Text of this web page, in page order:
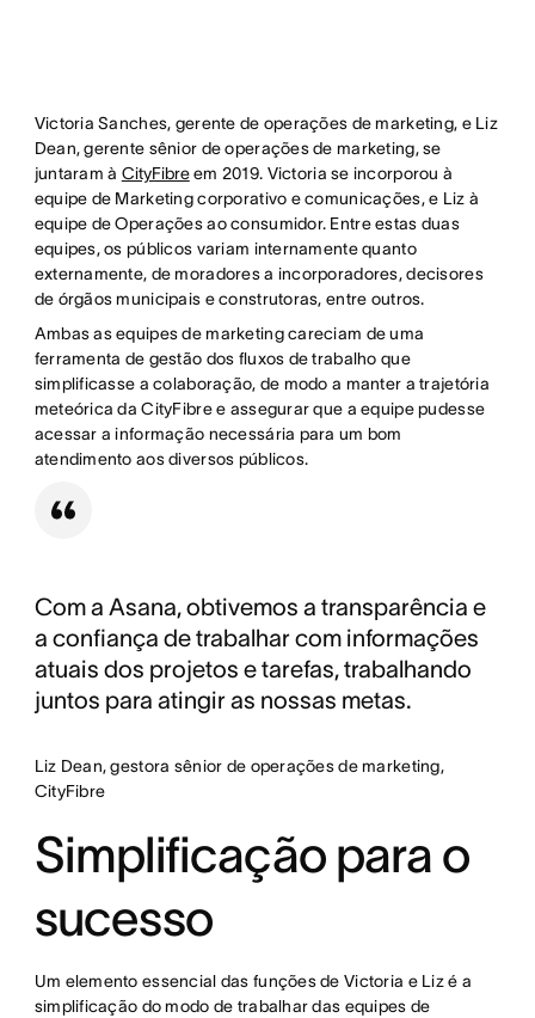
Victoria Sanches, gerente de operações de marketing, e Liz
Dean, gerente sênior de operações de marketing, se
juntaram à CityFibreem 2019. Victoria se incorporou à
equipe de Marketing corporativo e comunicações, e Liz à
equipe de Operações ao consumidor. Entre estas duas
equipes, os públicos variam internamente quanto
externamente, de moradores a incorporadores, decisores
de órgãos municipais e construtoras, entre outros.
Ambas as equipes de marketing careciam de uma
ferramenta de gestão dos fluxos de trabalho que
simplificasse a colaboração, de modo a manter a trajetória
meteórica da CityFibre e assegurar que a equipe pudesse
acessar a informação necessária para um bom
atendimento aos diversos públicos.
Com a Asana, obtivemos a transparência e
a confiança de trabalhar com informações
atuais dos projetos e tarefas, trabalhando
juntos para atingir as nossas metas.
Liz Dean, gestora sênior de operações de marketing,
CityFibre
Simplificação para o
sucesso
Um elemento essencial das funções de Victoria e Liz é a
simplificação do modo de trabalhar das equipes de